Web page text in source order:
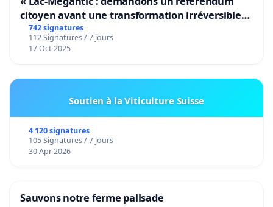
citoyen avant une transformation irréversible
de notre territoire »
742 signatures
112 Signatures / 7 jours
17 Oct 2025
Soutien à la Viticulture Suisse
4 120 signatures
105 Signatures / 7 jours
30 Apr 2026
Sauvons notre ferme pallsade